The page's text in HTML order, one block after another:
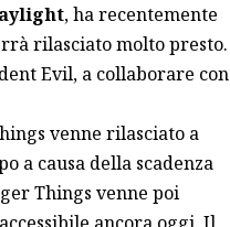
, ha recentemente
rilasciato molto presto.
Evil, a collaborare con
venne rilasciato a
a causa della scadenza
Things venne poi